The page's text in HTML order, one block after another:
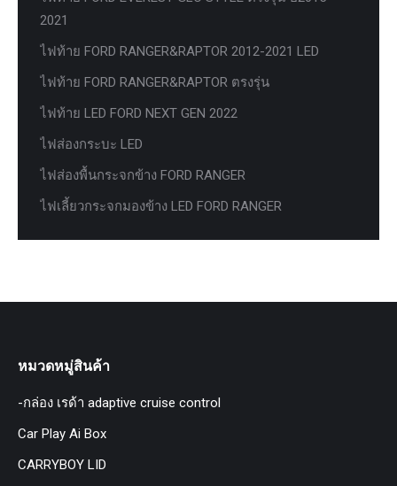
2021
ไฟท้าย FORD RANGER&RAPTOR 2012-2021 LED
ไฟท้าย FORD RANGER&RAPTOR ตรงรุ่น
ไฟท้าย LED FORD NEXT GEN 2022
ไฟส่องกระบะ LED
ไฟส่องพื้นกระจกข้าง FORD RANGER
ไฟเลี้ยวกระจกมองข้าง LED FORD RANGER
หมวดหมู่สินค้า
-กล่อง เรด้า adaptive cruise control
Car Play Ai Box
CARRYBOY LID